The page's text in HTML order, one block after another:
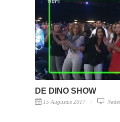
DE DINO SHOW
15 Augustus 2017